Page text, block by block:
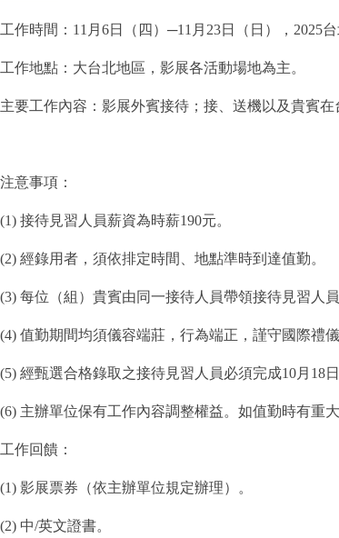
工作時間：11月6日（四）─11月23日（日），2025
工作地點：大台北地區，影展各活動場地為主。
主要工作內容：影展外賓接待；接、送機以及貴賓在
注意事項：
(1) 接待見習人員薪資為時薪190元。
(2) 經錄用者，須依排定時間、地點準時到達值勤。
(3) 每位（組）貴賓由同一接待人員帶領接待見習人
(4) 值勤期間均須儀容端莊，行為端正，謹守國際禮
(5) 經甄選合格錄取之接待見習人員必須完成10月18
(6) 主辦單位保有工作內容調整權益。如值勤時有重
工作回饋：
(1) 影展票券（依主辦單位規定辦理）。
(2) 中/英文證書。